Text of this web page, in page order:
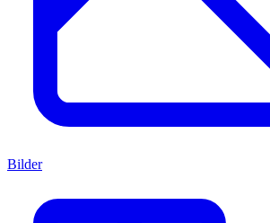
Bilder